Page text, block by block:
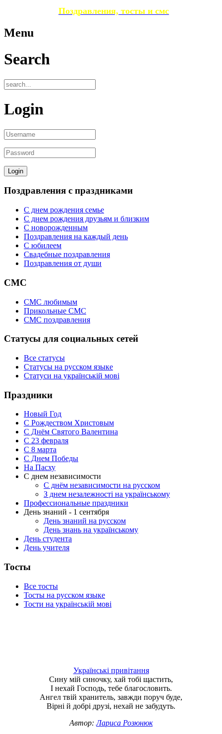
Поздравления, тосты и смс
Menu
Search
Login
Поздравления с праздниками
С днем рождения семье
С днем рождения друзьям и близким
C новорожденным
Поздравления на каждый день
С юбилеем
Свадебные поздравления
Поздравления от души
СМС
СМС любимым
Прикольные СМС
СМС поздравления
Статусы для социальных сетей
Все статусы
Статусы на русском языке
Статуси на українській мові
Праздники
Новый Год
С Рождеством Христовым
С Днём Святого Валентина
С 23 февраля
C 8 марта
С Днем Победы
На Пасху
С днем независимости
С днём независимости на русском
З днем незалежності на українському
Профессиональные праздники
День знаний - 1 сентября
День знаний на русском
День знань на українському
День студента
День учителя
Тосты
Все тосты
Тосты на русском языке
Тости на українській мові
Українські привітання
Сину мій синочку, хай тобі щастить,
І нехай Господь, тебе благословить.
Ангел твій хранитель, завжди поруч буде,
Вірні й добрі друзі, нехай не забудуть.
Автор:Лариса Розюнюк